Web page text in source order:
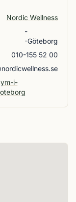
Nordic Wellness
-
-Göteborg
010-155 52 00
i-